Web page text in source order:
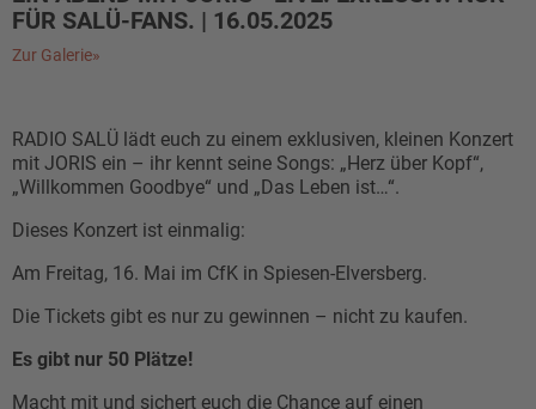
FÜR SALÜ-FANS. | 16.05.2025
Zur Galerie»
RADIO SALÜ lädt euch zu einem exklusiven, kleinen Konzert
mit JORIS ein – ihr kennt seine Songs: „Herz über Kopf“,
„Willkommen Goodbye“ und „Das Leben ist…“.
Dieses Konzert ist einmalig:
Am Freitag, 16. Mai im CfK in Spiesen-Elversberg.
Die Tickets gibt es nur zu gewinnen – nicht zu kaufen.
Es gibt nur 50 Plätze!
Macht mit und sichert euch die Chance auf einen